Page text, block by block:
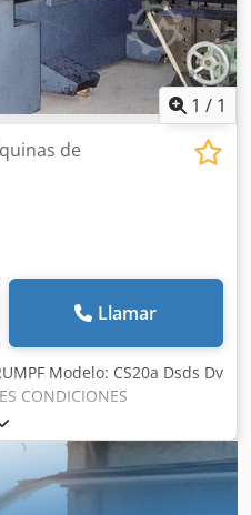
mano. Los cajones
las herramientas de
H Sjx Ap Iewa Su
de herramientas hacen
para todos.
1 / 1
de
Llamar
Modelo: CS20a Dsds Dv
CONDICIONES